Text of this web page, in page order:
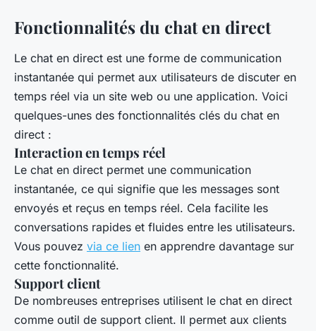
Fonctionnalités du chat en direct
Le chat en direct est une forme de communication
instantanée qui permet aux utilisateurs de discuter en
temps réel via un site web ou une application. Voici
quelques-unes des fonctionnalités clés du chat en
direct :
Interaction en temps réel
Le chat en direct permet une communication
instantanée, ce qui signifie que les messages sont
envoyés et reçus en temps réel. Cela facilite les
conversations rapides et fluides entre les utilisateurs.
Vous pouvez via ce lien en apprendre davantage sur
cette fonctionnalité.
Support client
De nombreuses entreprises utilisent le chat en direct
comme outil de support client. Il permet aux clients